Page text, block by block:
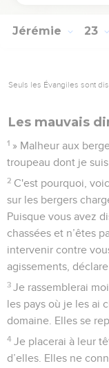
Jérémie 23
Seuls les Évangiles sont
Les mauvais
1 » Malheur aux
troupeau dont je
2 C'est pourquoi,
sur les bergers
Puisque vous avez
chassées et n’êtes
intervenir contre
agissements,
3 Je rassemblerai
les pays où je les ai
domaine. Elles se
4 Je placerai à leur
d’elles. Elles ne